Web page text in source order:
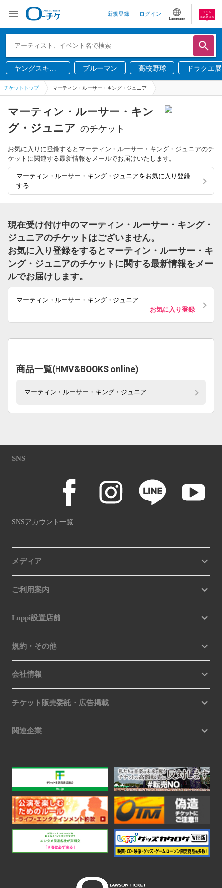
新規登録 ログイン
Language
ヤングスキニ
ー
ブルーマン 高校野球 ドラクエ展
チケットトップ マーティン・ルーサー・キング・ジュニア
マーティン・ルーサー・キン
グ・ジュニア のチケット
お気に入りに登録するとマーティン・ルーサー・キング・ジュニアのチ
ケットに関連する最新情報をメールでお届けいたします。
マーティン・ルーサー・キング・ジュニアをお気に入り登録
する
現在受け付け中のマーティン・ルーサー・キング・
ジュニアのチケットはございません。
お気に入り登録をするとマーティン・ルーサー・キ
ング・ジュニアのチケットに関する最新情報をメー
ルでお届けします。
マーティン・ルーサー・キング・ジュニア
お気に入り登録
商品一覧(HMV&BOOKS online)
マーティン・ルーサー・キング・ジュニア
SNS
SNSアカウント一覧
メディア
ご利用案内
Loppi設置店舗
規約・その他
会社情報
チケット販売委託・広告掲載
関連企業